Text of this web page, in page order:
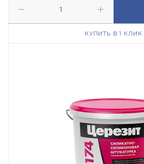
КУПИТЬ В 1 КЛИК